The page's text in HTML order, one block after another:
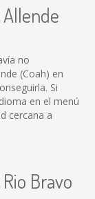
no
(Coah) en
Si
en el menú
cercana a
Bravo